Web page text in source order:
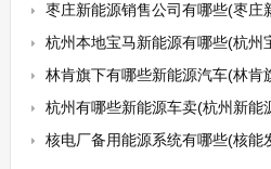
枣庄新能源销售公司有哪些(枣庄
杭州本地宝马新能源有哪些(杭州
林肯旗下有哪些新能源汽车(林肯
杭州有哪些新能源车卖(杭州新能
核电厂备用能源系统有哪些(核能